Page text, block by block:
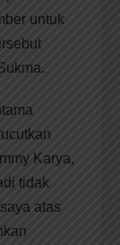
untuk
Karya,
tidak
atas